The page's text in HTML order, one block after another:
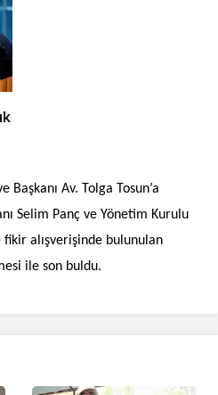
Av. Tolga Tosun’a
Selim Panç ve Yönetim Kurulu
fikir alışverişinde bulunulan
ile son buldu.